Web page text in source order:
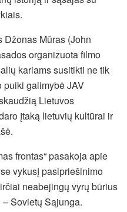
Mūras (John
organizuota filmo
kariams susitikti ne tik
puiki galimybė JAV
Lietuvos
įtaką lietuvių kultūrai ir
frontas“ pasakoja apie
vykusį pasipriešinimo
neabejingų vyrų būrius
Sovietų Sąjunga.